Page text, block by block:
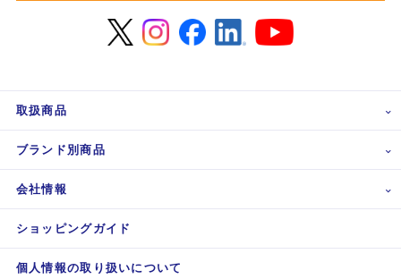
取扱商品
ブランド別商品
会社情報
ショッピングガイド
個人情報の取り扱いについて